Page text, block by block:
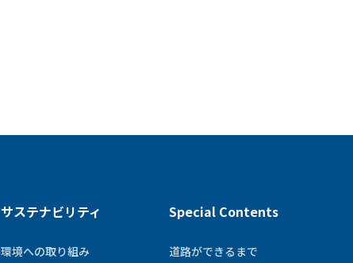
サステナビリティ
環境への取り組み
Special Contents
道路ができるまで